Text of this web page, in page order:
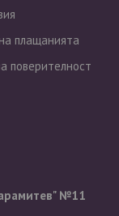
плащанията
поверителност
№11